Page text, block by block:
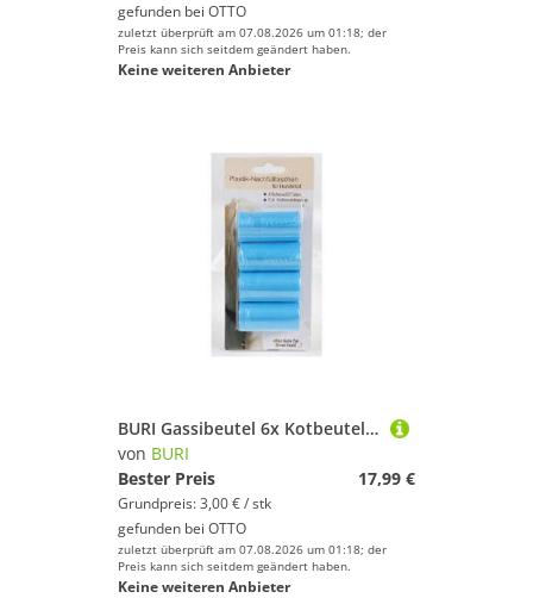
gefunden bei OTTO
zuletzt überprüft am 07.08.2026 um 01:18; der
Preis kann sich seitdem geändert haben.
Keine weiteren Anbieter
BURI Gassibeutel 6x Kotbeutel 4er Nachfüller Taschen Tuben Tüten Hunde Spazieren Gassi
von BURI
Bester Preis
17,99 €
Grundpreis: 3,00 € / stk
gefunden bei OTTO
zuletzt überprüft am 07.08.2026 um 01:18; der
Preis kann sich seitdem geändert haben.
Keine weiteren Anbieter